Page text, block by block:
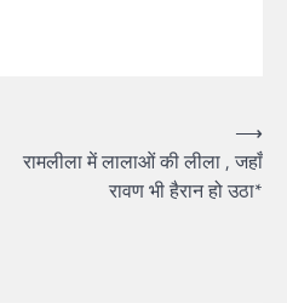
रामलीला में लालाओं की लीला , जहाँ
रावण भी हैरान हो उठा*
⟶